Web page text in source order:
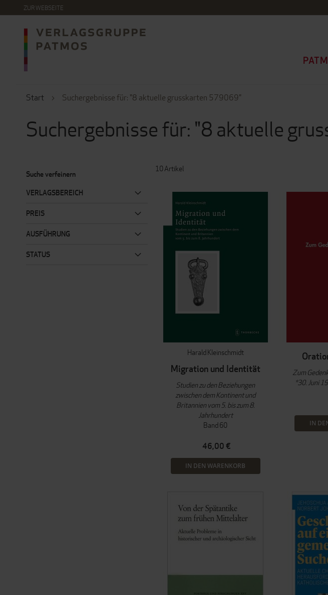
ZUR WEBSEITE
DIREKT
INHALT
Start Suchergebnisse für: "8 aktuelle grusskarten 579069"
Suchergebnisse für: "8 aktuelle
10Artikel
Harald Kleinschmidt
Migration und Identität
Studien zu den Beziehungen
zwischen dem Kontinent und
Britannien vom 5. bis zum 8.
Jahrhundert
Band 60
46,00 €
IN DEN WARENKORB
Zum
*30. Juni
IN
Suche verfeinern
VERLAGSBEREICH
PREIS
AUSFÜHRUNG
STATUS